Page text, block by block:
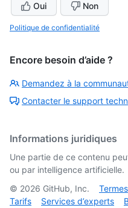
Oui Non
Politique de confidentialité
Encore besoin d’aide ?
Demandez à la
Contacter le support
Informations juridiques
Une partie de ce contenu
ou par intelligence artificielle.
© 2026 GitHub, Inc. Termes
Tarifs
Services d’experts